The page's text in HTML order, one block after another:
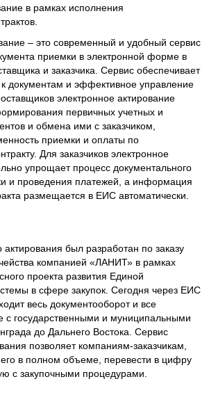
в рамках исполнения
– это современный и удобный сервис
приемки в электронной форме в
и заказчика. Сервис обеспечивает
документам и эффективное управление
электронное актирование
первичных учетных и
и обмена ими с заказчиком,
приемки и оплаты по
Для заказчиков электронное
упрощает процесс документального
и проведения платежей, а информация
размещается в ЕИС автоматически.
актирования был разработан по заказу
компанией «ЛАНИТ» в рамках
проекта развития Единой
в сфере закупок. Сегодня через ЕИС
весь документооборот и все
с государственными и муниципальными
до Дальнего Востока. Сервис
позволяет компаниям-заказчикам,
в полном объеме, перевести в цифру
с закупочными процедурами.